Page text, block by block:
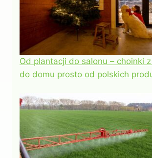
Od plantacji do salonu – choinki
do domu prosto od polskich